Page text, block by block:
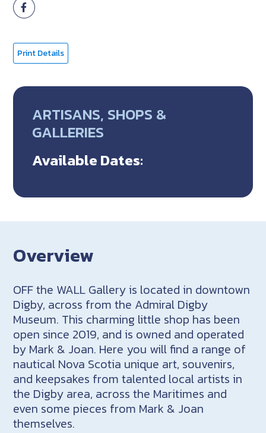
Print Details
ARTISANS, SHOPS &
GALLERIES
Available Dates:
Overview
OFF the WALL Gallery is located in downtown
Digby, across from the Admiral Digby
Museum. This charming little shop has been
open since 2019, and is owned and operated
by Mark & Joan. Here you will find a range of
nautical Nova Scotia unique art, souvenirs,
and keepsakes from talented local artists in
the Digby area, across the Maritimes and
even some pieces from Mark & Joan
themselves.